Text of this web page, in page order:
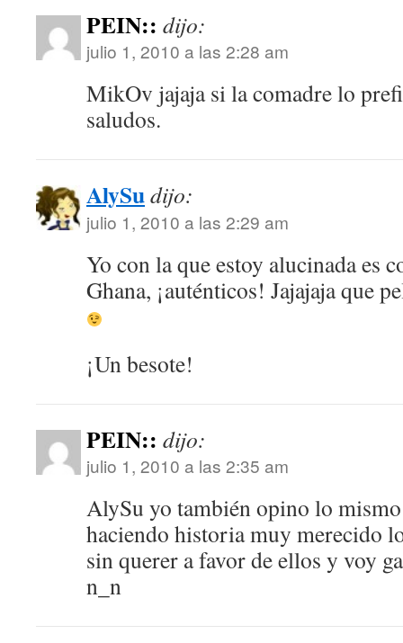
PEIN:: dijo:
julio 1, 2010 a las 2:28 am
MikOv jajaja si la comadre lo
saludos.
AlySudijo:
julio 1, 2010 a las 2:29 am
Yo con la que estoy alucinada es
Ghana, ¡auténticos! Jajajaja que
¡Un besote!
PEIN:: dijo:
julio 1, 2010 a las 2:35 am
AlySu yo también opino lo mismo
haciendo historia muy merecido
sin querer a favor de ellos y voy
n_n